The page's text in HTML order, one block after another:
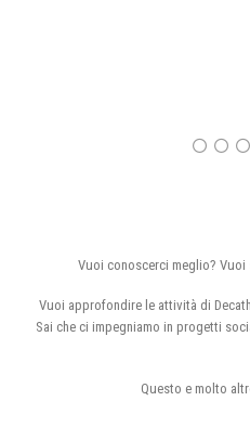
Vuoi conoscerci meglio? Vuoi
Vuoi approfondire le attività di
Sai che ci impegniamo in progetti
Questo e molto